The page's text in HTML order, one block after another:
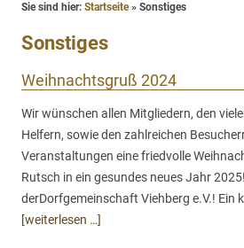
Sie sind hier: Startseite» Sonstiges
Sonstiges
Weihnachtsgruß 2024
Wir wünschen allen Mitgliedern, den
Helfern, sowie den zahlreichen
Veranstaltungen eine friedvolle
Rutsch in ein gesundes neues Jahr
derDorfgemeinschaft Viehberg e.V.! Ein
[weiterlesen …]